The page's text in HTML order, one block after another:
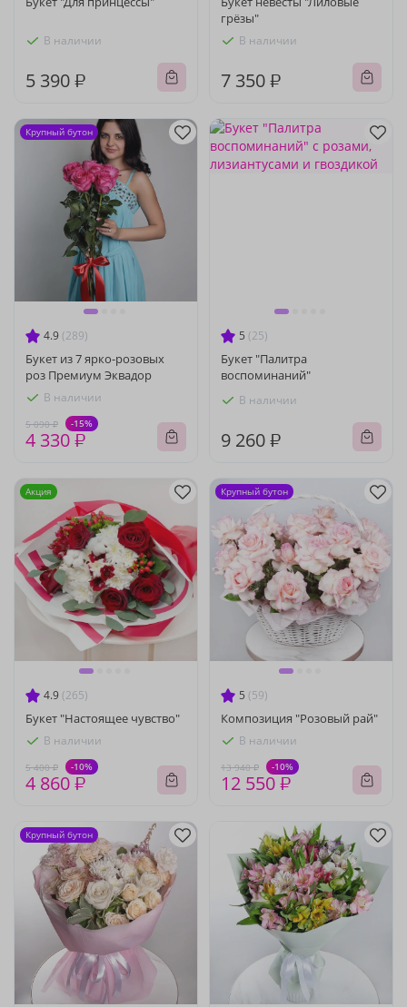
В наличии
5 390 ₽
грёзы"
В наличии
7 350 ₽
4.9 (289)
Букет из 7 ярко-розовых
роз Премиум Эквадор
В наличии
5 090 ₽ -15%
4 330 ₽
Крупный бутон
5 (25)
Букет "Палитра
воспоминаний"
В наличии
9 260 ₽
4.9 (265)
Букет "Настоящее чувство"
В наличии
5 400 ₽ -10%
4 860 ₽
Акция
5 (59)
Композиция "Розовый рай"
В наличии
13 940 ₽ -10%
12 550 ₽
Крупный бутон
Крупный бутон